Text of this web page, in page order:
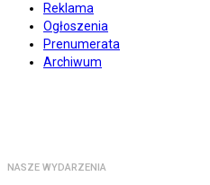
Reklama
Ogłoszenia
Prenumerata
Archiwum
NASZE WYDARZENIA